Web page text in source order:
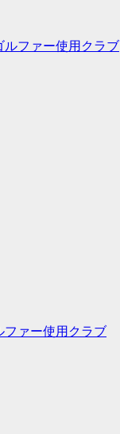
ルファー使用クラブ
ファー使用クラブ